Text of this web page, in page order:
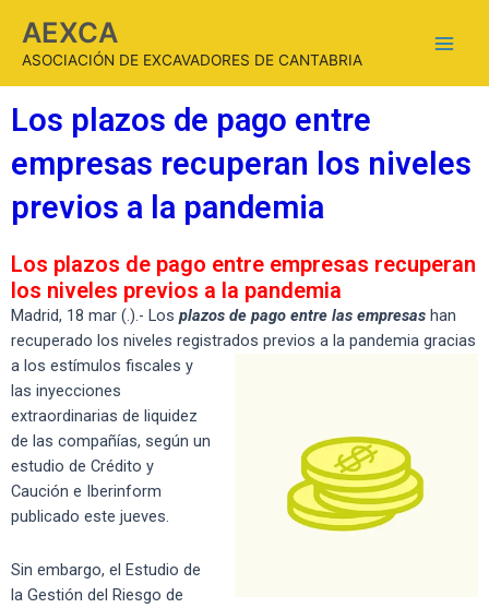
AEXCA
ASOCIACIÓN DE EXCAVADORES DE CANTABRIA
Los plazos de pago entre
empresas recuperan los niveles
previos a la pandemia
Los plazos de pago entre empresas recuperan
los niveles previos a la pandemia
Madrid, 18 mar (.).- Los plazos de pago entre las empresas han
recuperado los niveles registrados previos a la pandemia gracias
a los estímulos fiscales y
las inyecciones
extraordinarias de liquidez
de las compañías, según un
estudio de Crédito y
Caución e Iberinform
publicado este jueves.
Sin embargo, el Estudio de
la Gestión del Riesgo de